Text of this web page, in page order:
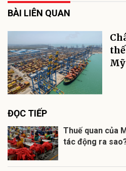
BÀI LIÊN QUAN
ĐỌC TIẾP
Thuế quan của
tác động ra